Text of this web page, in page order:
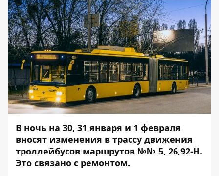
В ночь на 30, 31 января и 1 февраля
вносят изменения в трассу движения
троллейбусов маршрутов №№ 5, 26,92-Н.
Это связано с ремонтом.